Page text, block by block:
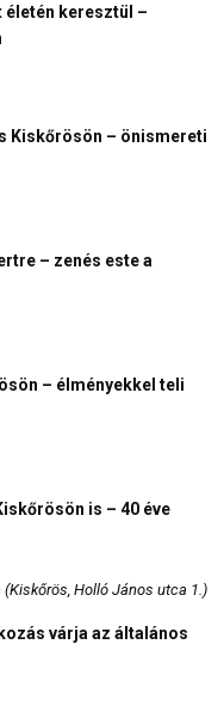
életén keresztül –
Kiskőrösön – önismereti
– zenés este a
– élményekkel teli
is – 40 éve
Holló János utca 1.)
várja az általános